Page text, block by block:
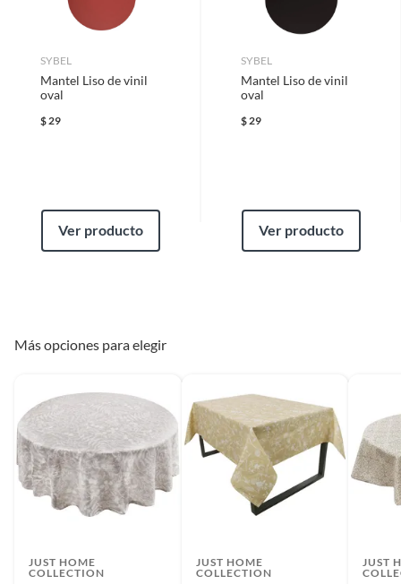
SYBEL
Mantel Liso de vinil
oval
$ 29
Ver producto
SYBEL
Mantel Liso de vinil
oval
$ 29
Ver producto
Más opciones para elegir
JUST HOME
COLLECTION
JUST HOME
COLLECTION
JUST